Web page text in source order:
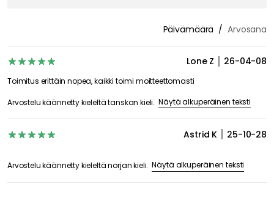
Päivämäärä Arvosana
Lone Z 26-04-08
Toimitus erittäin nopea, kaikki toimi moitteettomasti
Arvostelu käännetty kieleltä tanskan kieli. Näytä alkuperäinen teksti
Astrid K 25-10-28
Arvostelu käännetty kieleltä norjan kieli. Näytä alkuperäinen teksti